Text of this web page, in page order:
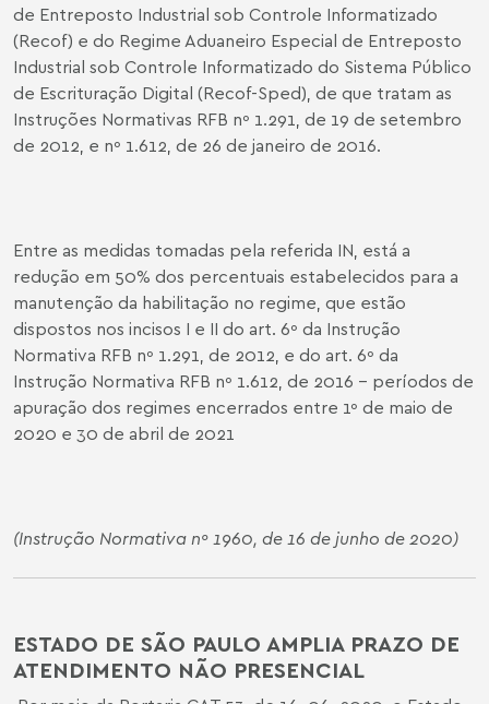
de Entreposto Industrial sob Controle Informatizado
(Recof) e do Regime Aduaneiro Especial de Entreposto
Industrial sob Controle Informatizado do Sistema Público
de Escrituração Digital (Recof-Sped), de que tratam as
Instruções Normativas RFB nº 1.291, de 19 de setembro
de 2012, e nº 1.612, de 26 de janeiro de 2016.
Entre as medidas tomadas pela referida IN, está a
redução em 50% dos percentuais estabelecidos para a
manutenção da habilitação no regime, que estão
dispostos nos incisos I e II do art. 6º da Instrução
Normativa RFB nº 1.291, de 2012, e do art. 6º da
Instrução Normativa RFB nº 1.612, de 2016 - períodos de
apuração dos regimes encerrados entre 1º de maio de
2020 e 30 de abril de 2021
(Instrução Normativa nº 1960, de 16 de junho de 2020)
ESTADO DE SÃO PAULO AMPLIA PRAZO DE
ATENDIMENTO NÃO PRESENCIAL